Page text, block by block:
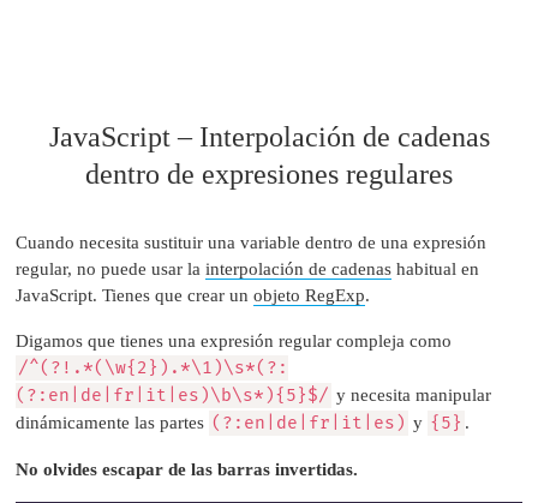
JavaScript – Interpolación de cadenas
dentro de expresiones regulares
Cuando necesita sustituir una variable dentro de una expresión
regular, no puede usar lainterpolación de cadenas habitual en
JavaScript. Tienes que crear unobjeto RegExp.
Digamos que tienes una expresión regular compleja como
/^(?!.*(\w{2}).*\1)\s*(?:
(?:en|de|fr|it|es)\b\s*){5}$/ y necesita manipular
dinámicamente las partes (?:en|de|fr|it|es) y {5} .
No olvides escapar de las barras invertidas.